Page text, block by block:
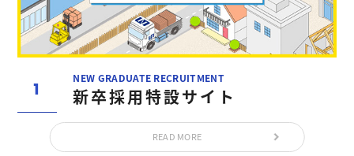
NEW GRADUATE RECRUITMENT
新卒採用特設サイト
READ MORE